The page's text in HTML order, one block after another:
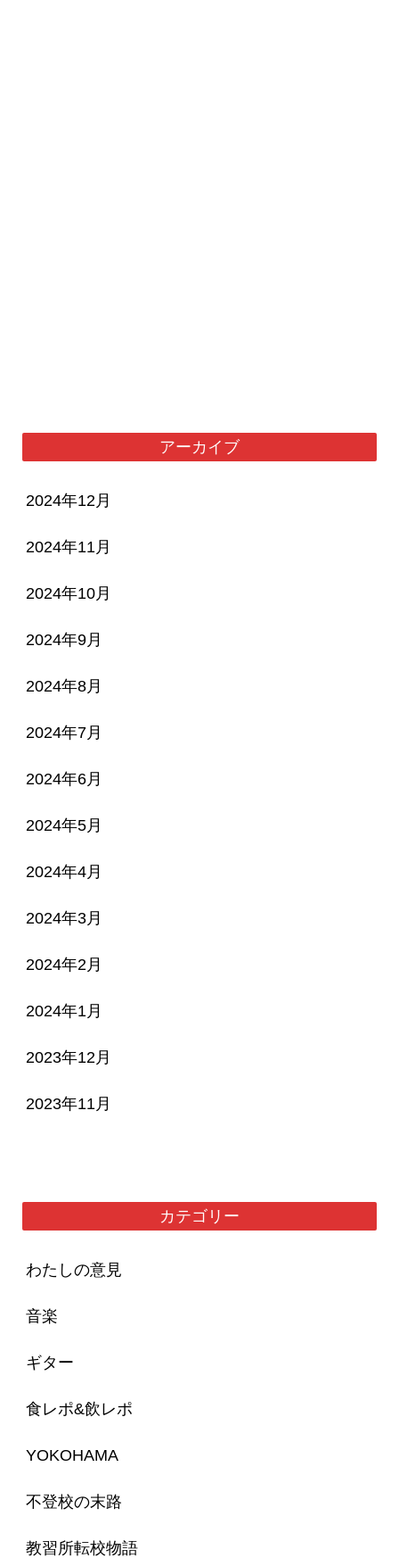
アーカイブ
2024年12月
2024年11月
2024年10月
2024年9月
2024年8月
2024年7月
2024年6月
2024年5月
2024年4月
2024年3月
2024年2月
2024年1月
2023年12月
2023年11月
カテゴリー
わたしの意見
音楽
ギター
食レポ&飲レポ
YOKOHAMA
不登校の末路
教習所転校物語